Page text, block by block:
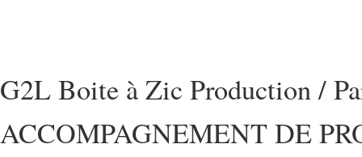
G2L Boite à Zic Production /
ACCOMPAGNEMENT DE